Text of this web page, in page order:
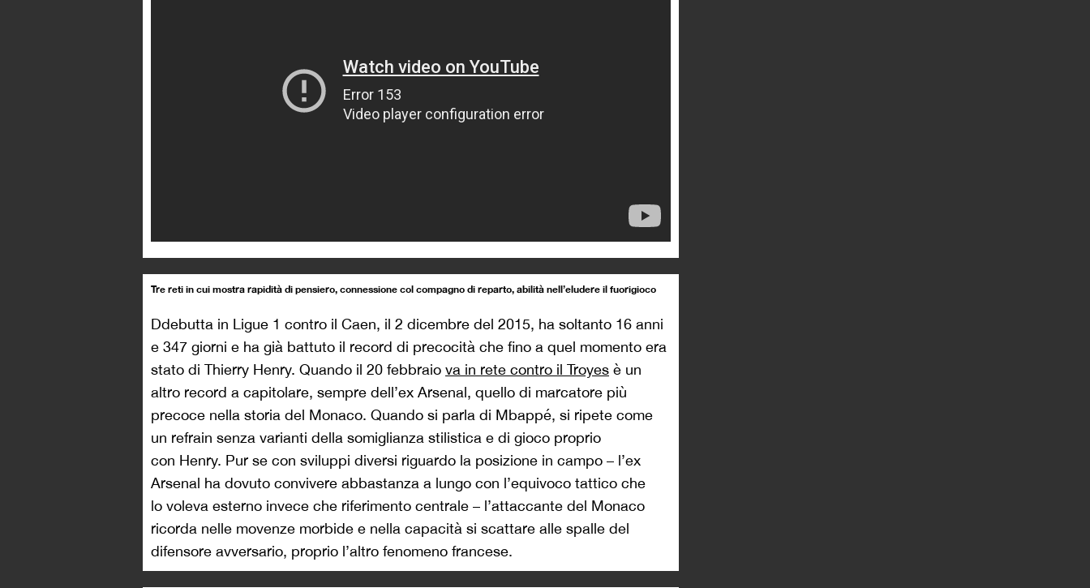
Tre reti in cui mostra rapidità di pensiero, connessione col compagno di reparto, abilità nell’eludere il fuorigioco
Ddebutta in Ligue 1 contro il Caen, il 2 dicembre del 2015, ha soltanto 16 anni
e 347 giorni e ha già battuto il record di precocità che fino a quel momento era
stato di Thierry Henry. Quando il 20 febbraio va in rete contro il Troyes è un
altro record a capitolare, sempre dell’ex Arsenal, quello di marcatore più
precoce nella storia del Monaco. Quando si parla di Mbappé, si ripete come
un refrain senza varianti della somiglianza stilistica e di gioco proprio
con Henry. Pur se con sviluppi diversi riguardo la posizione in campo – l’ex
Arsenal ha dovuto convivere abbastanza a lungo con l’equivoco tattico che
lo voleva esterno invece che riferimento centrale – l’attaccante del Monaco
ricorda nelle movenze morbide e nella capacità si scattare alle spalle del
difensore avversario, proprio l’altro fenomeno francese.